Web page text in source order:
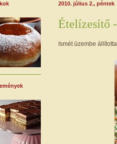
2010. július 2., péntek
Ételízesítő
Ismét üzembe